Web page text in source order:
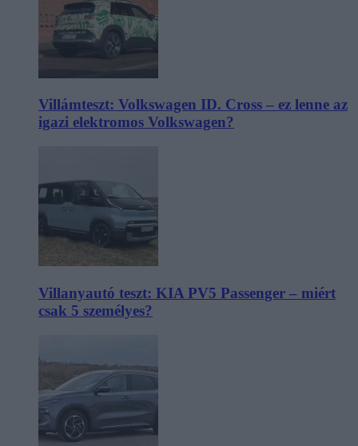
Villámteszt: Volkswagen ID. Cross – ez lenne az
igazi elektromos Volkswagen?
Villanyautó teszt: KIA PV5 Passenger – miért
csak 5 személyes?